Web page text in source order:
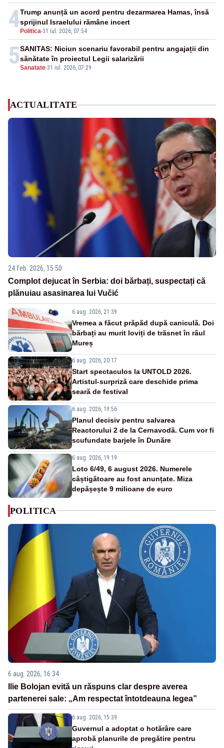
4 Politica-31 iul. 2026, 07:54
Trump anunță un acord pentru dezarmarea Hamas, însă
sprijinul Israelului rămâne incert
5Sanatate-31 iul. 2026, 07:29
SANITAS: Niciun scenariu favorabil pentru angajații din
sănătate în proiectul Legii salarizării
ACTUALITATE
24 feb. 2026, 15:50
Complot dejucat în Serbia: doi bărbați, suspectați că
plănuiau asasinarea lui Vučić
6 aug. 2026, 21:39
Vremea a făcut prăpăd după caniculă. Doi
bărbați au murit loviți de trăsnet în râul
Mureș
6 aug. 2026, 20:17
Start spectaculos la UNTOLD 2026.
Artistul-surpriză care deschide prima
seară de festival
6 aug. 2026, 19:56
Planul decisiv pentru salvarea
Reactorului 2 de la Cernavodă. Cum vor fi
scufundate barjele în Dunăre
6 aug. 2026, 19:19
Loto 6/49, 6 august 2026. Numerele
câștigătoare au fost anunțate. Miza
depășește 9 milioane de euro
POLITICA
6 aug. 2026, 16:34
Ilie Bolojan evită un răspuns clar despre averea
partenerei sale: „Am respectat întotdeauna legea”
6 aug. 2026, 15:39
Guvernul a adoptat o hotărâre care
aprobă planurile de pregătire pentru